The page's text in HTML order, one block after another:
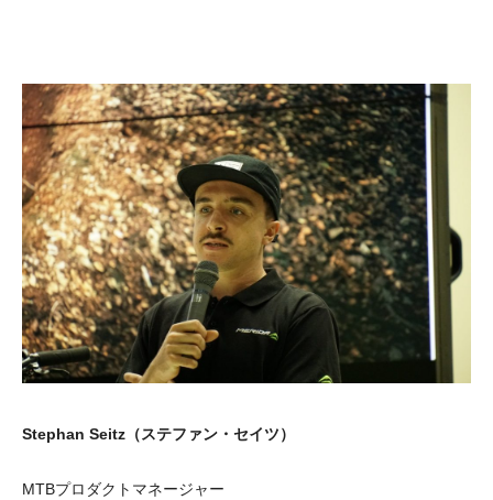
Stephan Seitz（ステファン・セイツ）
MTBプロダクトマネージャー